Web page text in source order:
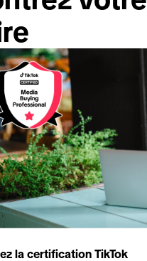
la certification TikTok